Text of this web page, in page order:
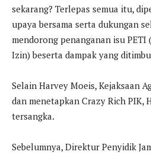
sekarang? Terlepas semua itu,
upaya bersama serta dukungan
mendorong penanganan isu PETI
Izin) beserta dampak yang
Selain Harvey Moeis, Kejaksaan
dan menetapkan Crazy Rich PIK,
tersangka.
Sebelumnya, Direktur Penyidik